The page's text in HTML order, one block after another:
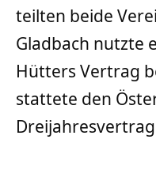
teilten beide
Gladbach nutzte
Hütters Vertrag
stattete den